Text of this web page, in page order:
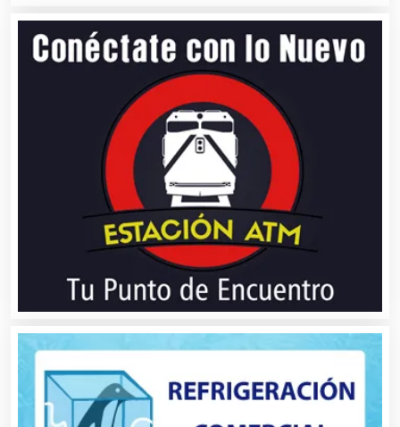
Artículos Deportivos
Artículos Importados
Artículos para el Hogar
Artículos para Regalos
Artículos Personales
Artículos Publicitarios